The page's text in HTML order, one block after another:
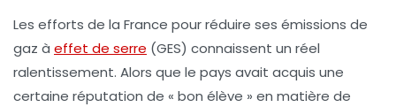
Les efforts de la France pour réduire ses émissions de
gaz à effet de serre (GES) connaissent un réel
ralentissement. Alors que le pays avait acquis une
certaine réputation de « bon élève » en matière de